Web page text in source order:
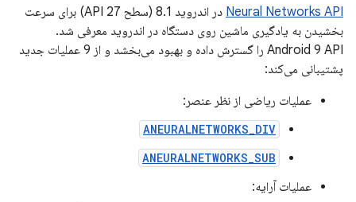
Neural Networks API
در اندروید 8.1 (سطح API 27) برای سرعت
بخشیدن به یادگیری ماشین روی دستگاه در اندروید معرفی شد.
Android 9 API را گسترش داده و بهبود می‌بخشد و از 9 عملیات جدید
پشتیبانی می‌کند:
عملیات ریاضی از نظر عنصر:
ANEURALNETWORKS_DIV
ANEURALNETWORKS_SUB
عملیات آرایه: